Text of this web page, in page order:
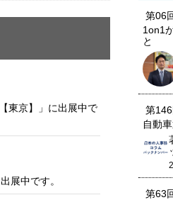
東京】」に出展中で
展中です。
第06
1on1
と
第
自動
第63
ると、ブラウザに情報が保存され
が取得されることがあります。情
となるのはサイト訪問者に関する情
イス情報などです。これらの情報
心に使われます。個人を直接特定
りませんが、Web サイトのパーソナ
鈴与シンワートではプライバシーの
については有効化を拒否できるよう